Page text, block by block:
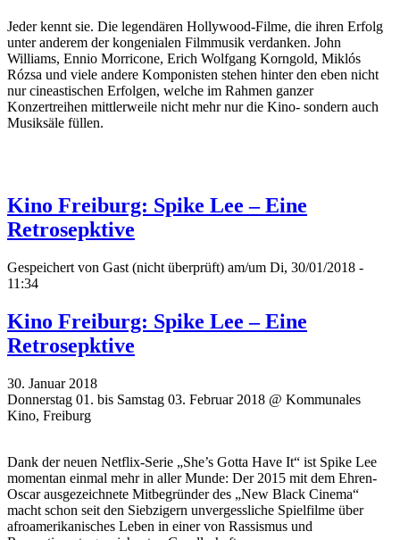
Jeder kennt sie. Die legendären Hollywood-Filme, die ihren Erfolg
unter anderem der kongenialen Filmmusik verdanken. John
Williams, Ennio Morricone, Erich Wolfgang Korngold, Miklós
Rózsa und viele andere Komponisten stehen hinter den eben nicht
nur cineastischen Erfolgen, welche im Rahmen ganzer
Konzertreihen mittlerweile nicht mehr nur die Kino- sondern auch
Musiksäle füllen.
Kino Freiburg: Spike Lee – Eine
Retrosepktive
Gespeichert von Gast (nicht überprüft) am/um Di, 30/01/2018 -
11:34
Kino Freiburg: Spike Lee – Eine
Retrosepktive
30. Januar 2018
Donnerstag 01. bis Samstag 03. Februar 2018 @ Kommunales
Kino, Freiburg
Dank der neuen Netflix-Serie „She’s Gotta Have It“ ist Spike Lee
momentan einmal mehr in aller Munde: Der 2015 mit dem Ehren-
Oscar ausgezeichnete Mitbegründer des „New Black Cinema“
macht schon seit den Siebzigern unvergessliche Spielfilme über
afroamerikanisches Leben in einer von Rassismus und